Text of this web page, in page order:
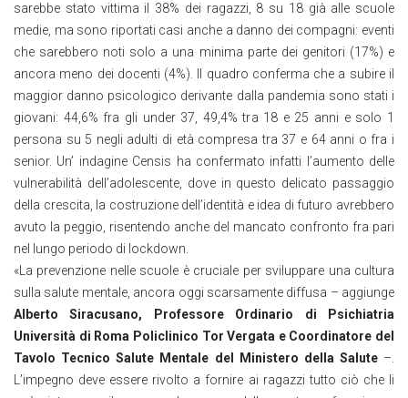
sarebbe stato vittima il 38% dei ragazzi, 8 su 18 già alle scuole
medie, ma sono riportati casi anche a danno dei compagni: eventi
che sarebbero noti solo a una minima parte dei genitori (17%) e
ancora meno dei docenti (4%). Il quadro conferma che a subire il
maggior danno psicologico derivante dalla pandemia sono stati i
giovani: 44,6% fra gli under 37, 49,4% tra 18 e 25 anni e solo 1
persona su 5 negli adulti di età compresa tra 37 e 64 anni o fra i
senior. Un’ indagine Censis ha confermato infatti l’aumento delle
vulnerabilità dell’adolescente, dove in questo delicato passaggio
della crescita, la costruzione dell’identità e idea di futuro avrebbero
avuto la peggio, risentendo anche del mancato confronto fra pari
nel lungo periodo di lockdown.
«La prevenzione nelle scuole è cruciale per sviluppare una cultura
sulla salute mentale, ancora oggi scarsamente diffusa – aggiunge
Alberto Siracusano, Professore Ordinario di Psichiatria
Università di Roma Policlinico Tor Vergata e Coordinatore del
Tavolo Tecnico Salute Mentale del Ministero della Salute–.
L’impegno deve essere rivolto a fornire ai ragazzi tutto ciò che li